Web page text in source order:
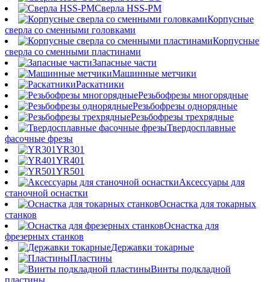
Сверла HSS-PM
Корпусные
сверла со сменными головками
Корпусные
сверла со сменными пластинами
Запасные части
Машинные метчики
Раскатники
Резьбофрезы многорядные
Резьбофрезы однорядные
Резьбофрезы трехрядные
Твердосплавные
фасочные фрезы
YR301
YR401
YR501
Аксессуары для
станочной оснастки
Оснастка для токарных
станков
Оснастка для
фрезерных станков
Державки токарные
Пластины
Винты подкладной
пластины